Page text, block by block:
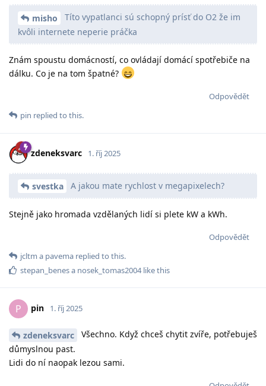
misho
Títo vypatlanci sú schopný prísť do O2 že im
kvôli internete neperie práčka
Znám spoustu domácností, co ovládají domácí spotřebiče na
dálku. Co je na tom špatné?
Odpovědět
pin replied to this.
zdeneksvarc 1. říj 2025
svestka A jakou mate rychlost v megapixelech?
Stejně jako hromada vzdělaných lidí si plete kW a kWh.
Odpovědět
jcltm a pavema replied to this.
stepan_benesa nosek_tomas2004like this
P pin 1. říj 2025
zdeneksvarc
Všechno. Když chceš chytit zvíře, potřebuješ
důmyslnou past.
Lidi do ní naopak lezou sami.